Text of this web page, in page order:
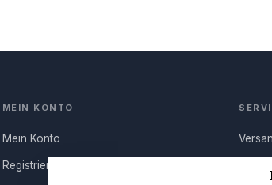
MEIN KONTO
Mein Konto
Registrieren